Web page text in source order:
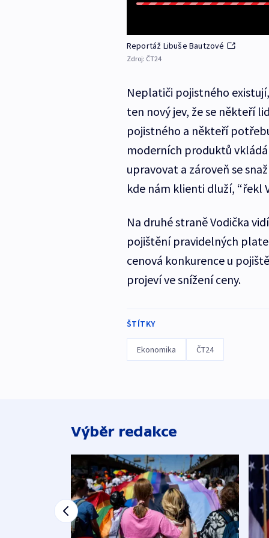
Reportáž Libuše Bautzové
Zdroj: ČT24
Neplatiči pojistného
ten nový jev, že se někteří
pojistného a někteří
moderních produktů
upravovat a zároveň se
kde nám klienti dluží, “řekl
Na druhé straně Vodička
pojištění pravidelných
cenová konkurence u
projeví ve snížení ceny.
ŠTÍTKY
Ekonomika ČT24
Výběr redakce